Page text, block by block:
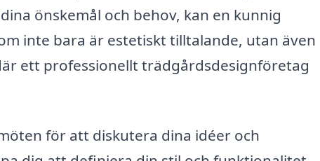
önskemål och behov, kan en kunnig
inte bara är estetiskt tilltalande, utan även
ett professionellt trädgårdsdesignföretag
för att diskutera dina idéer och